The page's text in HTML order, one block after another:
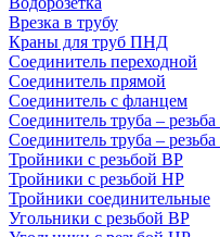
Врезка в трубу
Краны для труб ПНД
Соединитель переходной
Соединитель прямой
Соединитель с фланцем
Соединитель труба –
Соединитель труба –
Тройники с резьбой ВР
Тройники с резьбой НР
Тройники соединительные
Угольники с резьбой ВР